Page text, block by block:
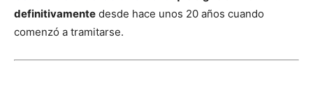
definitivamente desde hace unos 20 años cuando
comenzó a tramitarse.